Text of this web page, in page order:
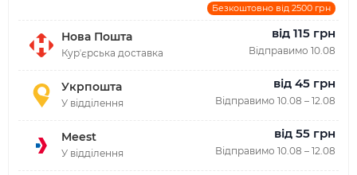
Безкоштовно від 2500 грн
Нова Пошта
Курʼєрська доставка
від 115 грн
Відправимо 10.08
Укрпошта
У відділення
від 45 грн
Відправимо 10.08 – 12.08
Meest
У відділення
від 55 грн
Відправимо 10.08 – 12.08